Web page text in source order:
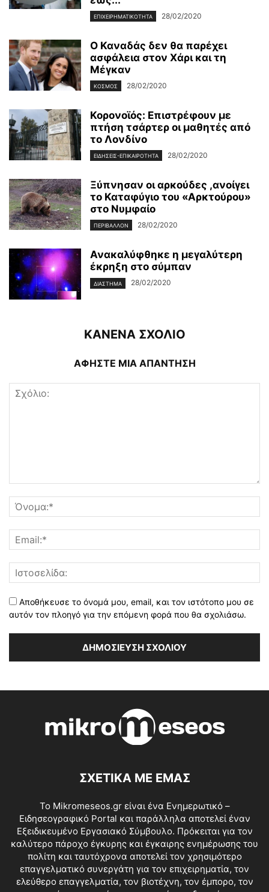
ΕΠΙΧΕΙΡΗΜΑΤΙΚΌΤΗΤΑ 28/02/2020
Ο Καναδάς δεν θα παρέχει
ασφάλεια στον Χάρι και τη
Μέγκαν
ΚΌΣΜΟΣ 28/02/2020
Κορονοϊός: Επιστρέφουν με
πτήση τσάρτερ οι μαθητές από
το Λονδίνο
ΕΙΔΉΣΕΙΣ-ΕΠΙΚΑΙΡΌΤΗΤΑ 28/02/2020
Ξύπνησαν οι αρκούδες ,ανοίγει
το Καταφύγιο του «Αρκτούρου»
στο Νυμφαίο
ΠΕΡΙΒΆΛΛΟΝ 28/02/2020
Ανακαλύφθηκε η μεγαλύτερη
έκρηξη στο σύμπαν
ΔΙΆΣΤΗΜΑ 28/02/2020
ΚΑΝΕΝΑ ΣΧΟΛΙΟ
ΑΦΗΣΤΕ ΜΙΑ ΑΠΑΝΤΗΣΗ
Αποθήκευσε το όνομά μου, email, και τον ιστότοπο μου σε
αυτόν τον πλοηγό για την επόμενη φορά που θα σχολιάσω.
ΣΧΕΤΙΚΑ ΜΕ ΕΜΑΣ
Το Mikromeseos.gr είναι ένα Ενημερωτικό –
Ειδησεογραφικό Portal και παράλληλα αποτελεί έναν
Εξειδικευμένο Εργασιακό Σύμβουλο. Πρόκειται για τον
καλύτερο πάροχο έγκυρης και έγκαιρης ενημέρωσης του
πολίτη και ταυτόχρονα αποτελεί τον χρησιμότερο
επαγγελματικό συνεργάτη για τον επιχειρηματία, τον
ελεύθερο επαγγελματία, τον βιοτέχνη, τον έμπορο, τον